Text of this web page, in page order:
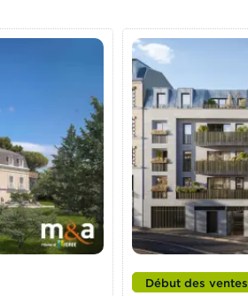
Début des ventes